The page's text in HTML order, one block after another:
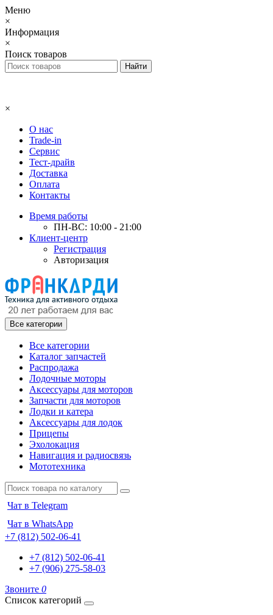
Меню
×
Информация
×
Поиск товаров
×
О нас
Trade-in
Сервис
Тест-драйв
Доставка
Оплата
Контакты
Время работы
ПН-ВС: 10:00 - 21:00
Клиент-центр
Регистрация
Авторизация
Все категории
Все категории
Каталог запчастей
Распродажа
Лодочные моторы
Аксессуары для моторов
Запчасти для моторов
Лодки и катера
Аксессуары для лодок
Прицепы
Эхолокация
Навигация и радиосвязь
Мототехника
Чат в Telegram
Чат в WhatsApp
+7 (812) 502-06-41
+7 (812) 502-06-41
+7 (906) 275-58-03
Звоните 0
Список категорий